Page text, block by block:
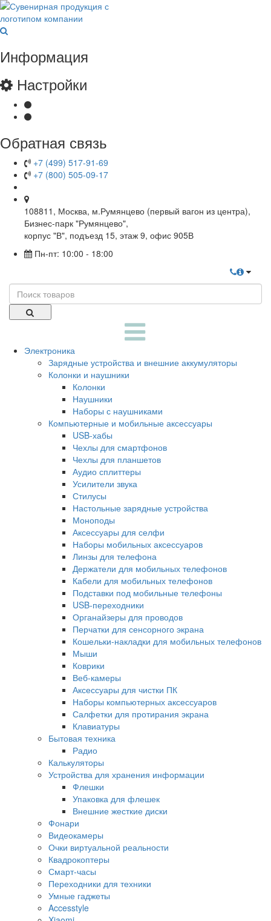
Информация
Настройки
Обратная связь
+7 (499) 517-91-69
+7 (800) 505-09-17
108811, Москва, м.Румянцево (первый вагон из центра),
Бизнес-парк "Румянцево",
корпус "В", подъезд 15, этаж 9, офис 905В
Пн-пт: 10:00 - 18:00
Электроника
Зарядные устройства и внешние аккумуляторы
Колонки и наушники
Колонки
Наушники
Наборы с наушниками
Компьютерные и мобильные аксессуары
USB-хабы
Чехлы для смартфонов
Чехлы для планшетов
Аудио сплиттеры
Усилители звука
Стилусы
Настольные зарядные устройства
Моноподы
Аксессуары для селфи
Наборы мобильных аксессуаров
Линзы для телефона
Держатели для мобильных телефонов
Кабели для мобильных телефонов
Подставки под мобильные телефоны
USB-переходники
Органайзеры для проводов
Перчатки для сенсорного экрана
Кошельки-накладки для мобильных телефонов
Мыши
Коврики
Веб-камеры
Аксессуары для чистки ПК
Наборы компьютерных аксессуаров
Салфетки для протирания экрана
Клавиатуры
Бытовая техника
Радио
Калькуляторы
Устройства для хранения информации
Флешки
Упаковка для флешек
Внешние жесткие диски
Фонари
Видеокамеры
Очки виртуальной реальности
Квадрокоптеры
Смарт-часы
Переходники для техники
Умные гаджеты
Accesstyle